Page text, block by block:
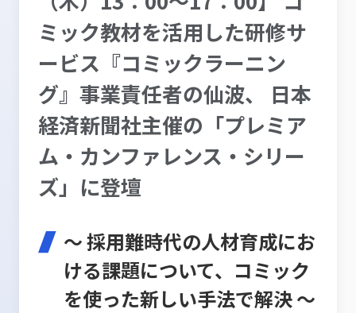
ミック教材を活用した研修サ
ービス『コミックラーニン
グ』事業責任者の仙波、 日本
経済新聞社主催の「プレミア
ム・カンファレンス・シリー
ズ」に登壇
～ 採用難時代の人材育成にお
ける課題について、コミック
を使った新しい手法で解決 ～